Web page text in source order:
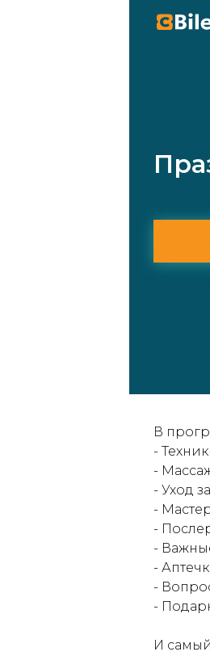
В
-
-
- Уход
-
-
-
-
-
-
И